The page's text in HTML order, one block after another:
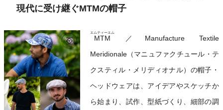
現代に受け継ぐMTMの帽子
MTM
エムティーエム
／Manufacture Textile
Meridionale（マニュファクチュール・テ
クスティル・メリディオナル）の帽子・
ヘッドウェアは、アイデアやスケッチか
ら始まり、試作、型紙づくり、細部の調